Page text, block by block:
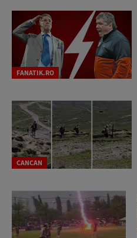
FANATIK.RO
CANCAN